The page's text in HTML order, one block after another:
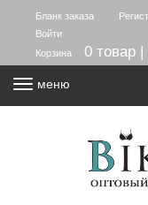
Бланк заказа
Войти
Корзина
0 товар |
меню